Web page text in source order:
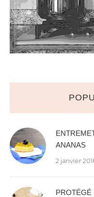
ANANAS
2 janvier
PROTÉGÉ